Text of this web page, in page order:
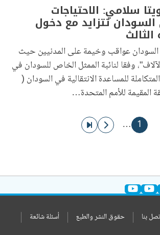
سلامي: الاحتياجات
السودان تتزايد مع دخول
عواقب وخيمة على المدنيين حيث
وفقا لنائبة الممثل الخاص للسودان في
للمساعدة الانتقالية في السودان (
المقيمة للأمم المتحدة…
الصفحة الحاليّة
1
…
الذهاب إلى الصفحة التالية
الذهاب إلى الصفحة الأخيرة
بنا حقوق النشر والطبع أسئلة شائعة